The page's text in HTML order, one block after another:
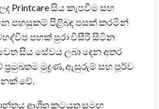
Printcare සිය කැපවීම සහ
පහසුකම් පිළිබඳ පසක් කරමින්
පහක් පුරා විසීරි සිටින
සිය සේවය ලබා දෙන අතර
මුද්‍රණ, ඇසුරුම් සහ පූර්ව
වේ.
ආශ්‍රිත කටයුතු සමඟ